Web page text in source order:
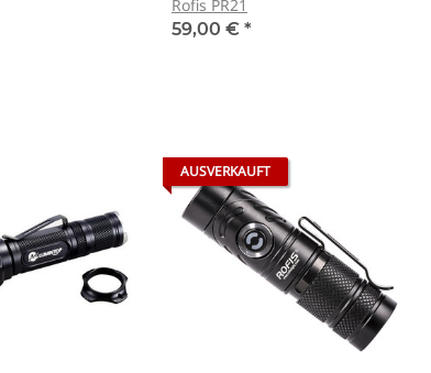
Rofis PR21
59,00 € *
AUSVERKAUFT